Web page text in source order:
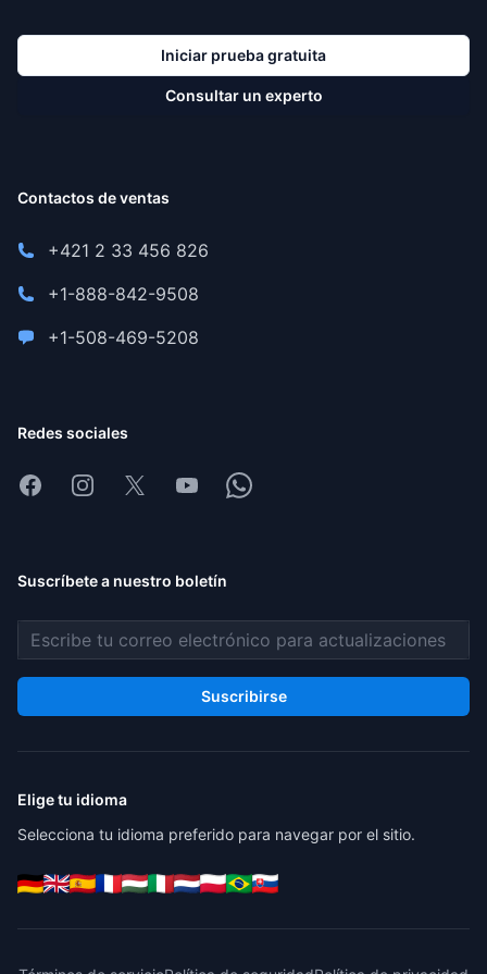
Iniciar prueba gratuita
Consultar un experto
Contactos de ventas
+421 2 33 456 826
+1-888-842-9508
+1-508-469-5208
Redes sociales
FacebookInstagram
X YoutubeWhatsapp
Suscríbete a nuestro boletín
Dirección de correo electrónico
Suscribirse
Elige tu idioma
Selecciona tu idioma preferido para navegar por el sitio.